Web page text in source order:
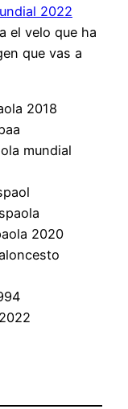
2022
el velo que ha
que vas a